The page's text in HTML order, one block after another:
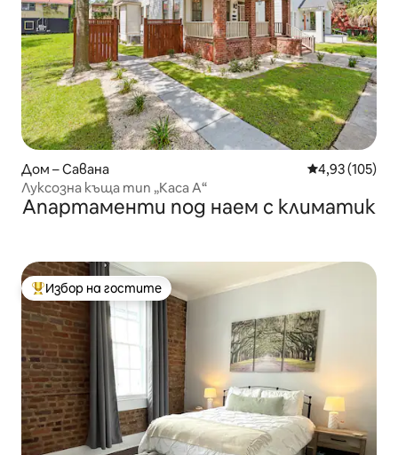
Дом – Савана Средна
4,93 (105)
Луксозна къща тип „Каса А“
Апартаменти под наем с климатик
Най-популярен избор на гостите
Избор на гостите